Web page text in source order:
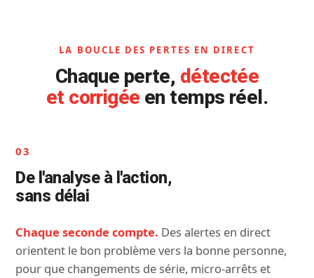
LA BOUCLE DES PERTES EN DIRECT
Chaque perte, détectée
et corrigée en temps réel.
01
Capturez chaque
perte,
Plus rien ne vous échappe.Des capteurs plug-and-
play détectent chaque arrêt et cycle lent sur chaque